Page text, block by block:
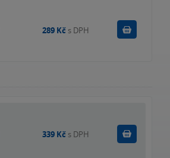
289 Kč s DPH Koupit
339 Kč s DPH Koupit